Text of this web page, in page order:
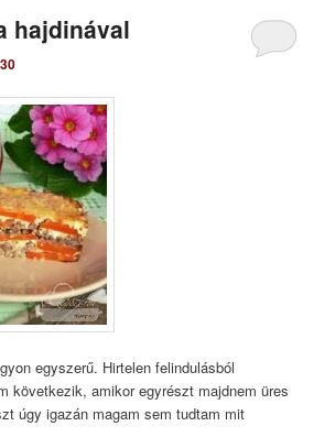
hajdinával
egyszerű. Hirtelen felindulásból
következik, amikor egyrészt majdnem üres
úgy igazán magam sem tudtam mit